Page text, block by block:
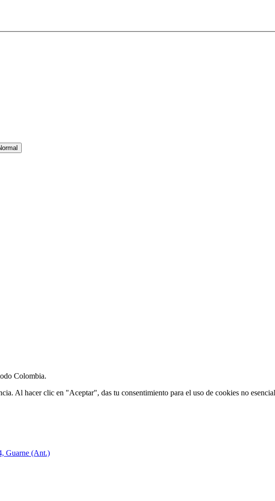
Colombia.
Al hacer clic en "Aceptar", das tu consentimiento para el uso de cookies no
Guarne (Ant.)